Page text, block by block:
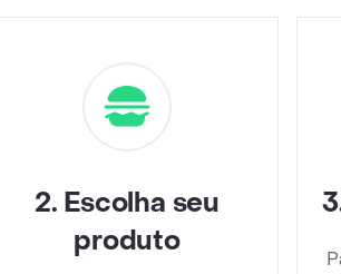
2. Escolha seu
produto
3